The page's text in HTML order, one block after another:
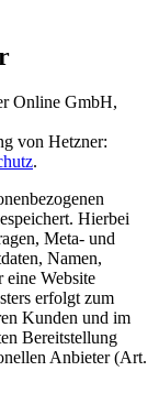
Online GmbH,
von Hetzner:
.
Hierbei
Meta- und
Namen,
eine Website
erfolgt zum
Kunden und im
Bereitstellung
Anbieter (Art.